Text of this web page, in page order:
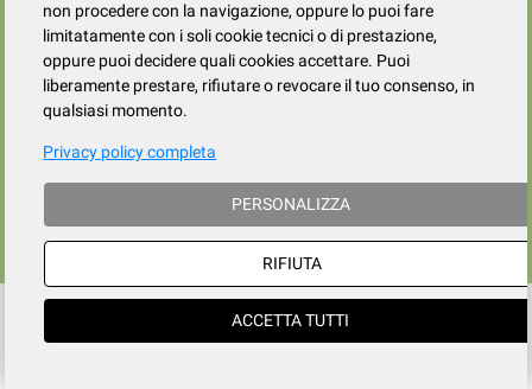
Frazione Fila, 106/c, Loc. Trivero, 13835 Valdilana (BI) | tel. 015.737.634
p. iva / cod.fiscale : IT 02339730026 - iscrizione al registro Imprese di Biella
iscritta al REA presso la CCIAA di Biella al numero BI 186883, Capitale
casadellegno@libero.it- e-mail PEC:casadellegno@pec.it
non procedere con la navigazione, oppure lo puoi fare
limitatamente con i soli cookie tecnici o di prestazione,
oppure puoi decidere quali cookies accettare. Puoi
liberamente prestare, rifiutare o revocare il tuo consenso, in
qualsiasi momento.
Privacy policy completa
PERSONALIZZA
RIFIUTA
ACCETTA TUTTI